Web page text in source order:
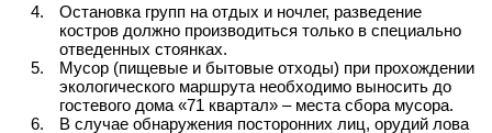
Остановка групп на отдых и ночлег, разведение
костров должно производиться только в специально
отведенных стоянках.
Мусор (пищевые и бытовые отходы) при прохождении
экологического маршрута необходимо выносить до
гостевого дома «71 квартал» – места сбора мусора.
В случае обнаружения посторонних лиц, орудий лова